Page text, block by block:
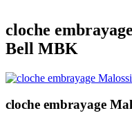
cloche
Bell MBK
cloche embrayage